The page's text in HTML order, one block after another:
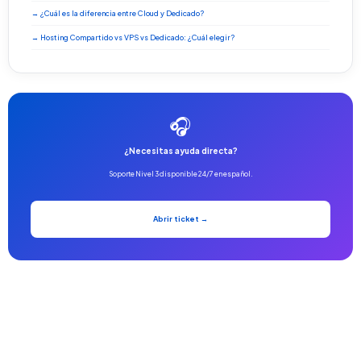
→ ¿Cuál es la diferencia entre Cloud y Dedicado?
→ Hosting Compartido vs VPS vs Dedicado: ¿Cuál elegir?
🎧
¿Necesitas ayuda directa?
Soporte Nivel 3 disponible 24/7 en español.
Abrir ticket →